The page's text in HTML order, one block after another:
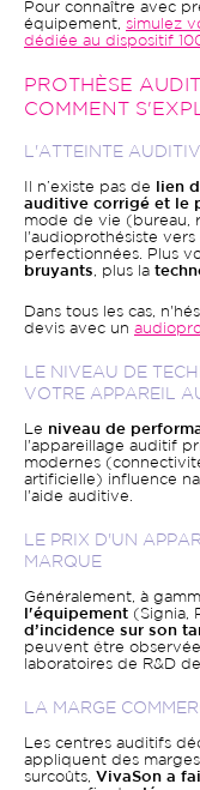
Pour connaître avec
équipement, simulez
dédiée au dispositif
PROTHÈSE
COMMENT
L'ATTEINTE
Il n’existe pas de
lien
auditive corrigé et le
mode de vie (bureau,
l'audioprothésiste
perfectionnées. Plus
bruyants, plus la
Dans tous les cas,
devis avec un
LE NIVEAU DE
VOTRE APPAREIL
Le niveau de
l'appareillage auditif
modernes
artificielle) influence
l'aide auditive.
LE PRIX D'UN
MARQUE
Généralement, à
l'équipement (Signia,
d’incidence sur son
peuvent être
laboratoires de R&D
LA MARGE
Les centres auditifs
appliquent des
surcoûts, VivaSon a